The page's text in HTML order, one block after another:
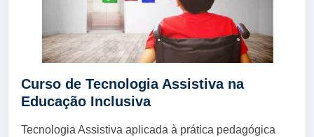
Curso de Tecnologia Assistiva na
Educação Inclusiva
Tecnologia Assistiva aplicada à prática pedagógica